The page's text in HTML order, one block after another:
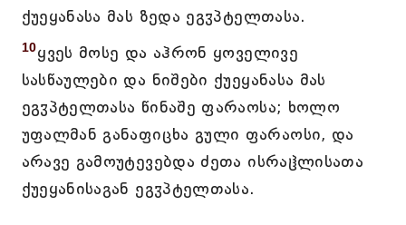
ქუეყანასა მას ზედა ეგჳპტელთასა.
10ყვეს მოსე და აჰრონ ყოველივე
სასწაულები და ნიშები ქუეყანასა მას
ეგჳპტელთასა წინაშე ფარაოსა; ხოლო
უფალმან განაფიცხა გული ფარაოსი, და
არავე გამოუტევებდა ძეთა ისრაჱლისათა
ქუეყანისაგან ეგჳპტელთასა.